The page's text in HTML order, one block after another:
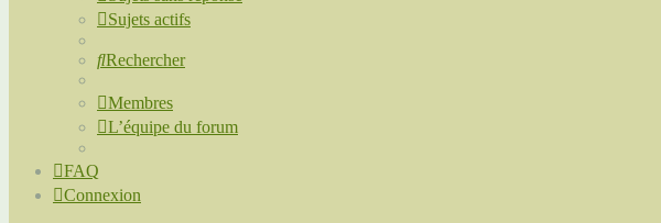
Sujets actifs
Rechercher
Membres
L’équipe du forum
FAQ
Connexion